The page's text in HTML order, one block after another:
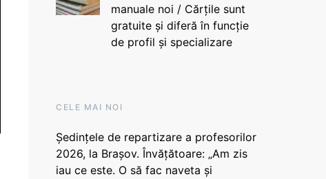
manuale noi / Cărțile sunt
gratuite și diferă în funcție
de profil și specializare
CELE MAI NOI
Ședințele de repartizare a profesorilor
2026, la Brașov. Învățătoare: „Am zis
iau ce este. O să fac naveta și